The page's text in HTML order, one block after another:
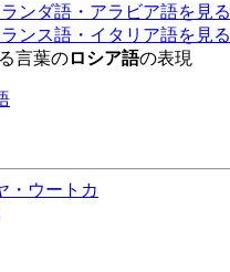
ンダ語・アラビア語を見る
ンス語・イタリア語を見る
言葉のロシア語の表現
・ウートカ